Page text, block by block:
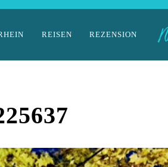
REISEN REZENSION
Auszeit im Landhaus